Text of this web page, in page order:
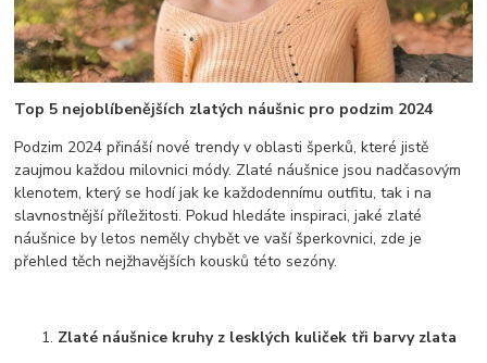
Top 5 nejoblíbenějších zlatých náušnic pro podzim 2024
Podzim 2024 přináší nové trendy v oblasti šperků, které jistě
zaujmou každou milovnici módy. Zlaté náušnice jsou nadčasovým
klenotem, který se hodí jak ke každodennímu outfitu, tak i na
slavnostnější příležitosti. Pokud hledáte inspiraci, jaké zlaté
náušnice by letos neměly chybět ve vaší šperkovnici, zde je
přehled těch nejžhavějších kousků této sezóny.
Zlaté náušnice kruhy z lesklých kuliček tři barvy zlata